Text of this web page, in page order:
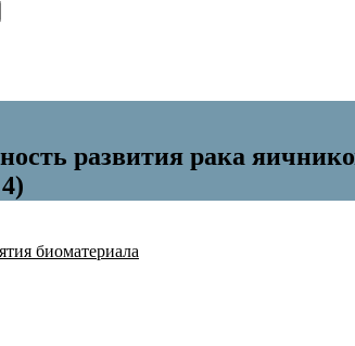
развития рака
биоматериала